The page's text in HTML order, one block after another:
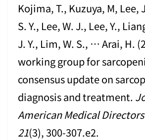
Kojima, T., Kuzuya, M, Lee,
S. Y., Lee, W. J., Lee, Y.,
J. Y., Lim, W. S., … Arai, H.
working group for
consensus update on
diagnosis and treatment.
American Medical
21(3), 300-307.e2.